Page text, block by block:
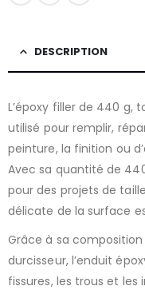
DESCRIPTION
L’époxy filler de 440 g,
utilisé pour remplir,
peinture, la finition ou
Avec sa quantité de
pour des projets de
délicate de la surface
Grâce à sa
durcisseur, l’enduit
fissures, les trous et